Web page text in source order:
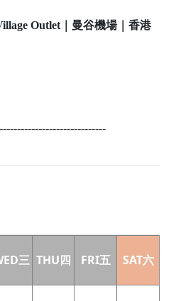
Outlet｜曼谷機場｜香港
三 THU四 FRI五 SAT六